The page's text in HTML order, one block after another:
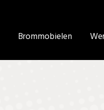
Brommobielen
Brommobielen